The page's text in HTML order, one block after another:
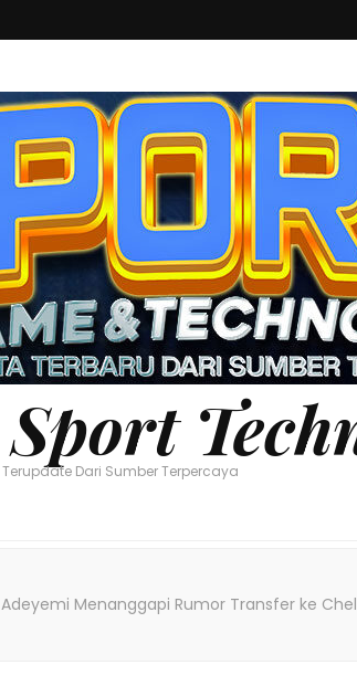
Terupdate Dari Sumber Terpercaya
Menanggapi Rumor Transfer ke